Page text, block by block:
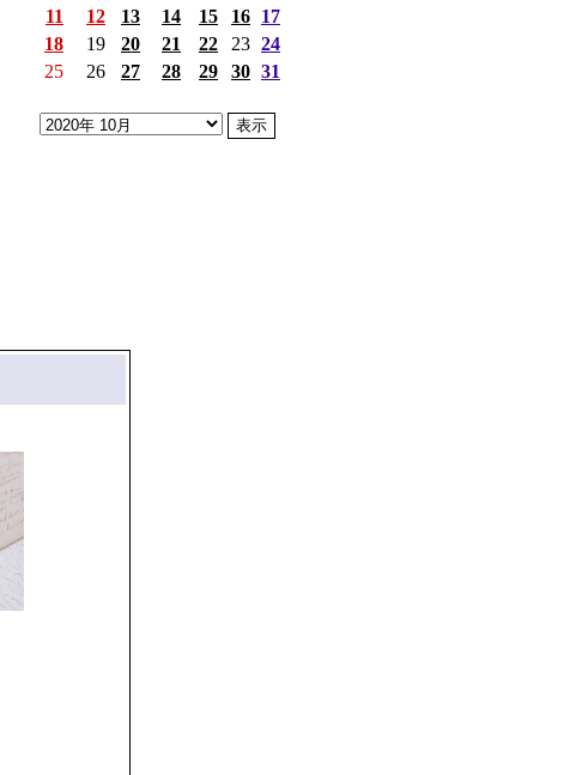
11
12 13 14 15 16 17
18
19 20 21 22 23 24
25
26 27 28 29 30 31